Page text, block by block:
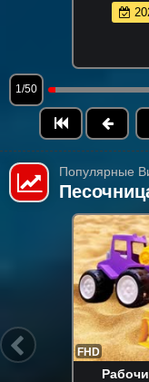
1/50
Популярные
FHD
Маша